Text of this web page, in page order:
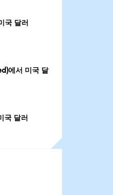
국 달러
에서 미국 달
국 달러